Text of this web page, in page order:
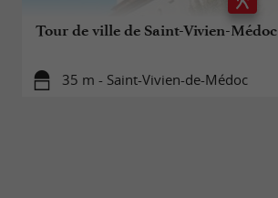
Tour de ville de Saint-Vivien-Médoc
35 m - Saint-Vivien-de-Médoc